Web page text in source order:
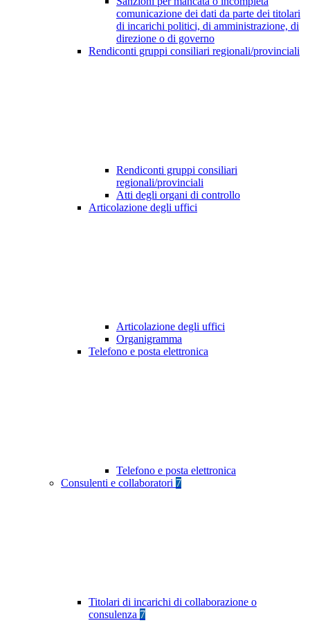
comunicazione dei dati da parte dei titolari
di incarichi politici, di amministrazione, di
direzione o di governo
Rendiconti gruppi consiliari regionali/provinciali
Rendiconti gruppi consiliari
regionali/provinciali
Atti degli organi di controllo
Articolazione degli uffici
Articolazione degli uffici
Organigramma
Telefono e posta elettronica
Telefono e posta elettronica
Consulenti e collaboratori 7
Titolari di incarichi di collaborazione o
consulenza 7